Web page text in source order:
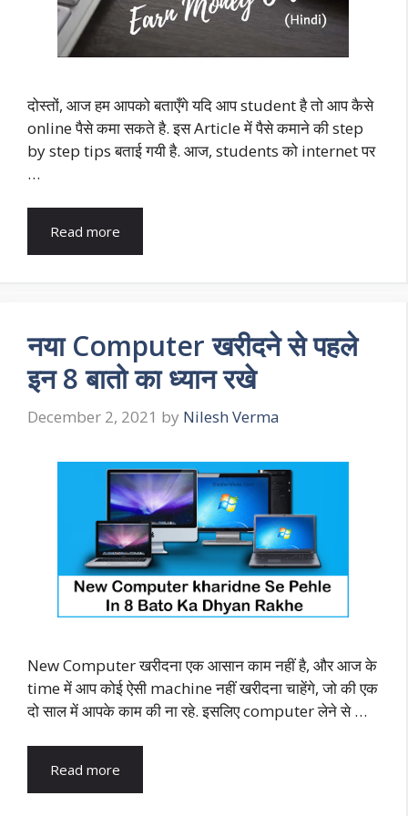
दोस्तों, आज हम आपको बताएँगे यदि आप student है तो आप कैसे
online पैसे कमा सकते है. इस Article में पैसे कमाने की step
by step tips बताई गयी है. आज, students को internet पर
…
Read more
नया Computer खरीदने से पहले
इन 8 बातो का ध्यान रखे
December 2, 2021 by Nilesh Verma
New Computer खरीदना एक आसान काम नहीं है, और आज के
time में आप कोई ऐसी machine नहीं खरीदना चाहेंगे, जो की एक
दो साल में आपके काम की ना रहे. इसलिए computer लेने से …
Read more